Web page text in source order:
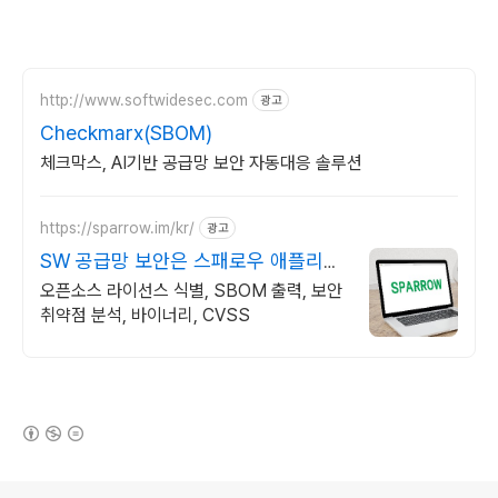
http://www.softwidesec.com 광고
Checkmarx(SBOM)
체크막스, AI기반 공급망 보안 자동대응 솔루션
https://sparrow.im/kr/ 광고
SW 공급망 보안은 스패로우 애플리케
이션 보안 전문 기업
오픈소스 라이선스 식별, SBOM 출력, 보안
취약점 분석, 바이너리, CVSS